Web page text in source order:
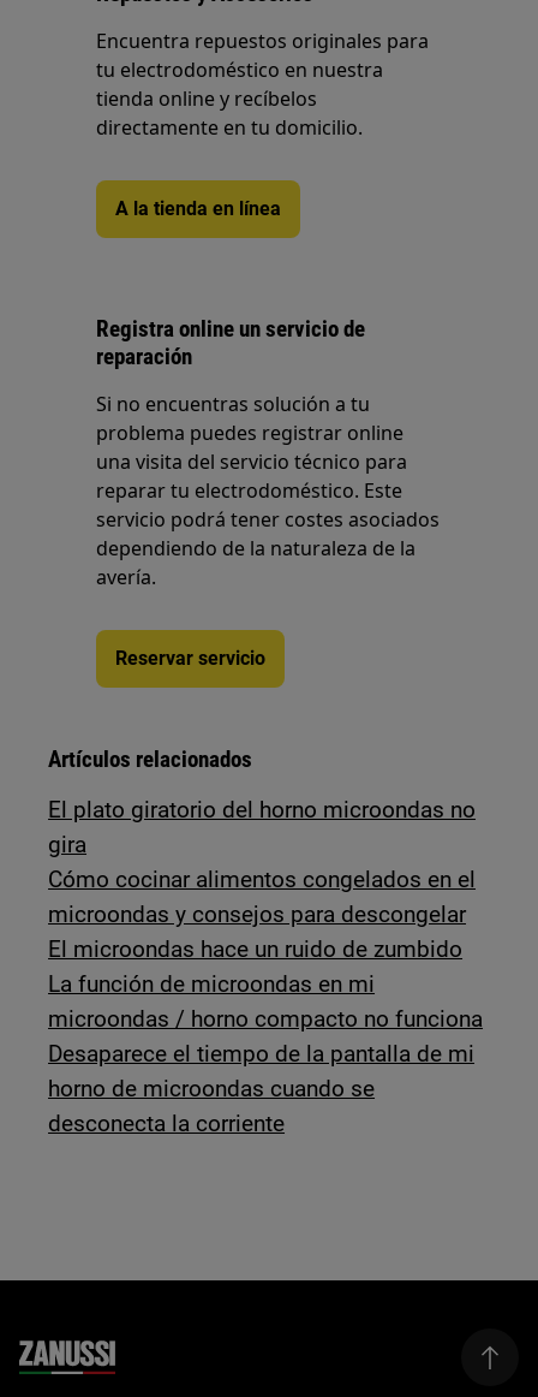
Encuentra repuestos originales para
tu electrodoméstico en nuestra
tienda online y recíbelos
directamente en tu domicilio.
A la tienda en línea
Registra online un servicio de
reparación
Si no encuentras solución a tu
problema puedes registrar online
una visita del servicio técnico para
reparar tu electrodoméstico. Este
servicio podrá tener costes asociados
dependiendo de la naturaleza de la
avería.
Reservar servicio
Artículos relacionados
El plato giratorio del horno microondas no
gira
Cómo cocinar alimentos congelados en el
microondas y consejos para descongelar
El microondas hace un ruido de zumbido
La función de microondas en mi
microondas / horno compacto no funciona
Desaparece el tiempo de la pantalla de mi
horno de microondas cuando se
desconecta la corriente